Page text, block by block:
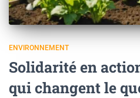
ENVIRONNEMENT
Solidarité en
qui changent le